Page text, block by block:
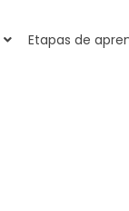
Etapas de